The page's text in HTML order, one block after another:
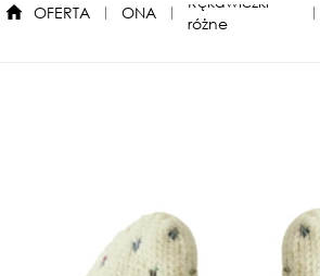
OFERTA ONA
różne